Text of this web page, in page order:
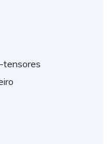
tensores